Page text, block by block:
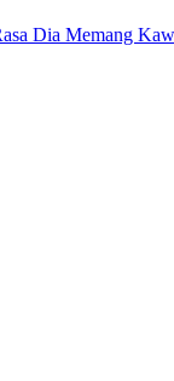
Dia Memang